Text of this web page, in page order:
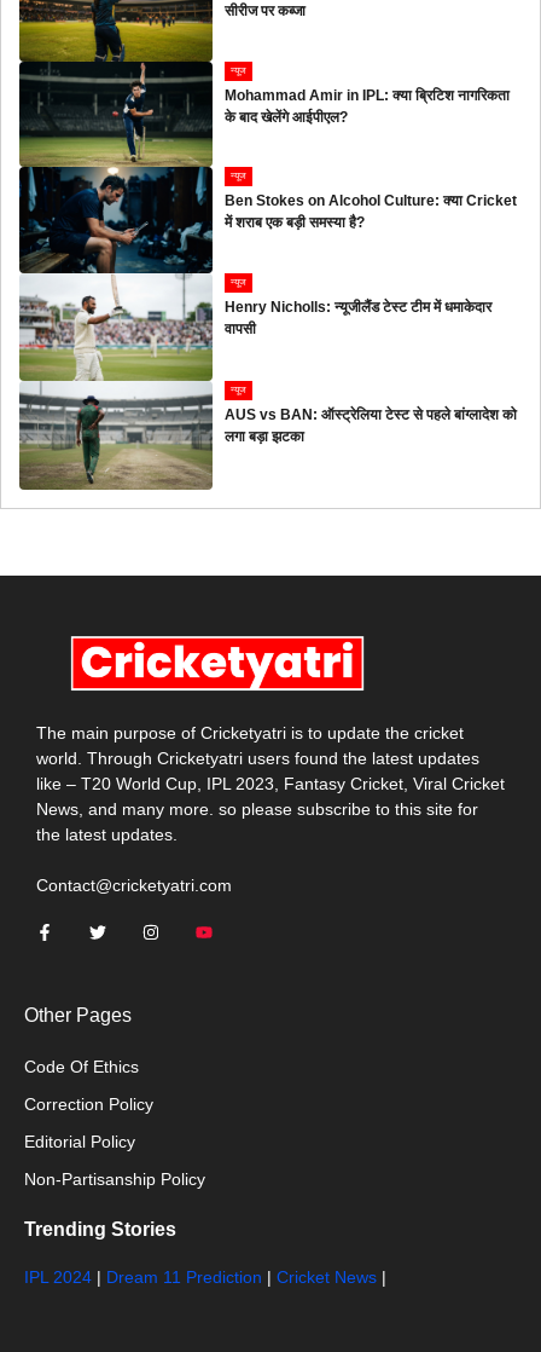
सीरीज पर कब्जा
न्यूज
Mohammad Amir in IPL: क्या ब्रिटिश नागरिकता
के बाद खेलेंगे आईपीएल?
न्यूज
Ben Stokes on Alcohol Culture: क्या Cricket
में शराब एक बड़ी समस्या है?
न्यूज
Henry Nicholls: न्यूजीलैंड टेस्ट टीम में धमाकेदार
वापसी
न्यूज
AUS vs BAN: ऑस्ट्रेलिया टेस्ट से पहले बांग्लादेश को
लगा बड़ा झटका
The main purpose of Cricketyatri is to update the cricket
world. Through Cricketyatri users found the latest updates
like – T20 World Cup, IPL 2023, Fantasy Cricket, Viral Cricket
News, and many more. so please subscribe to this site for
the latest updates.
Contact@cricketyatri.com
Other Pages
Code Of Ethics
Correction Policy
Editorial Policy
Non-Partisanship Policy
Trending Stories
IPL 2024 | Dream 11 Prediction | Cricket News |